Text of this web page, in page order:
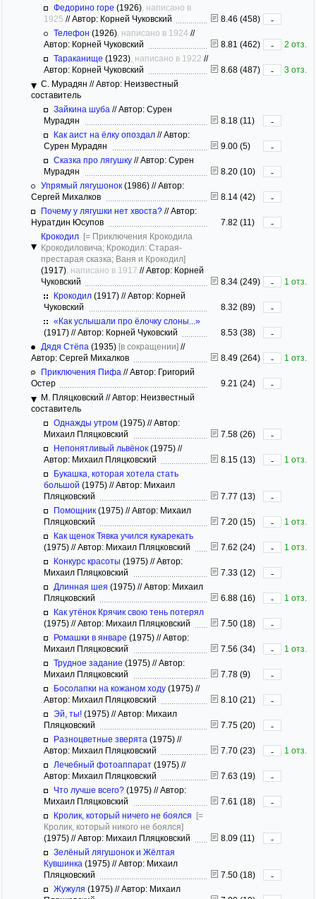
Федорино горе (1926) , написано в
1925 //Автор: Корней Чуковский 8.46 (458)
-
Телефон (1926) , написано в 1924 //
Автор: Корней Чуковский
8.81 (462) -
2 отз.
Тараканище (1923) , написано в 1922 //
Автор: Корней Чуковский
8.68 (487) -
3 отз.
С. Мурадян //Автор: Неизвестный
составитель
Зайкина шуба //Автор: Сурен
Мурадян
8.18 (11)
-
Как аист на ёлку опоздал //Автор:
Сурен Мурадян
9.00 (5)
-
Сказка про лягушку //Автор: Сурен
Мурадян
8.20 (10)
-
Упрямый лягушонок (1986) //Автор:
Сергей Михалков
8.14 (42)
-
Почему у лягушки нет хвоста? //Автор:
Нуратдин Юсупов
7.82 (11)
-
Крокодил [= Приключения Крокодила
Крокодиловича; Крокодил: Старая-
престарая сказка; Ваня и Крокодил]
(1917) , написано в 1917 //Автор: Корней
Чуковский
8.34 (249) -
1 отз.
Крокодил (1917) //Автор: Корней
Чуковский
8.32 (89)
-
«Как услышали про ёлочку слоны...»
(1917) //Автор: Корней Чуковский 8.53 (38)
-
Дядя Стёпа (1935) [в сокращении] //
Автор: Сергей Михалков
8.49 (264) -
1 отз.
Приключения Пифа //Автор: Григорий
Остер
9.21 (24)
-
М. Пляцковский //Автор: Неизвестный
составитель
Однажды утром (1975) //Автор:
Михаил Пляцковский
7.58 (26)
-
Непонятливый львёнок (1975) //
Автор: Михаил Пляцковский
8.15 (13) -
1 отз.
Букашка, которая хотела стать
большой (1975) //Автор: Михаил
Пляцковский
7.77 (13)
-
Помощник (1975) //Автор: Михаил
Пляцковский
7.20 (15) -
1 отз.
Как щенок Тявка учился кукарекать
(1975) //Автор: Михаил Пляцковский 7.62 (24) -
1 отз.
Конкурс красоты (1975) //Автор:
Михаил Пляцковский
7.33 (12)
-
Длинная шея (1975) //Автор: Михаил
Пляцковский
6.88 (16) -
1 отз.
Как утёнок Крячик свою тень потерял
(1975) //Автор: Михаил Пляцковский 7.50 (18)
-
Ромашки в январе (1975) //Автор:
Михаил Пляцковский
7.56 (34) -
1 отз.
Трудное задание (1975) //Автор:
Михаил Пляцковский
7.78 (9)
-
Босолапки на кожаном ходу (1975) //
Автор: Михаил Пляцковский
8.10 (21)
-
Эй, ты! (1975) //Автор: Михаил
Пляцковский
7.75 (20)
-
Разноцветные зверята (1975) //
Автор: Михаил Пляцковский
7.70 (23) -
1 отз.
Лечебный фотоаппарат (1975) //
Автор: Михаил Пляцковский
7.63 (19)
-
Что лучше всего? (1975) //Автор:
Михаил Пляцковский
7.61 (18)
-
Кролик, который ничего не боялся [=
Кролик, который никого не боялся]
(1975) //Автор: Михаил Пляцковский 8.09 (11)
-
Зелёный лягушонок и Жёлтая
Кувшинка (1975) //Автор: Михаил
Пляцковский
7.50 (18)
-
Жужуля (1975) //Автор: Михаил